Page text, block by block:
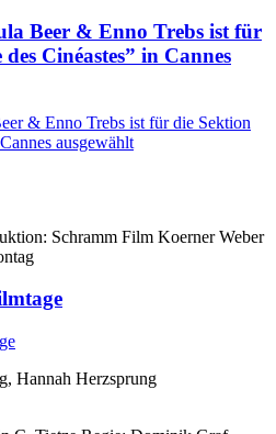
München“
Beer & Enno Trebs ist für
Cinéastes” in Cannes
Schramm Film Koerner Weber
Hannah Herzsprung